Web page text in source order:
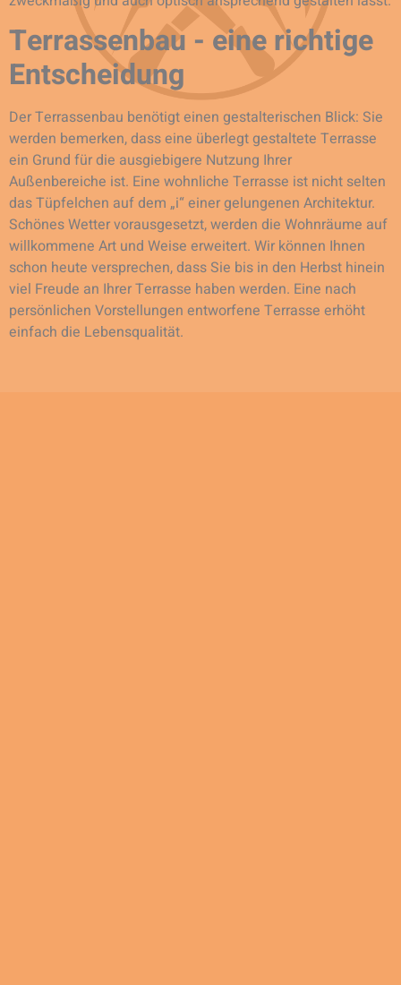
Terrassenbau - eine richtige
Entscheidung
Der Terrassenbau benötigt einen gestalterischen Blick: Sie
werden bemerken, dass eine überlegt gestaltete Terrasse
ein Grund für die ausgiebigere Nutzung Ihrer
Außenbereiche ist. Eine wohnliche Terrasse ist nicht selten
das Tüpfelchen auf dem „i“ einer gelungenen Architektur.
Schönes Wetter vorausgesetzt, werden die Wohnräume auf
willkommene Art und Weise erweitert. Wir können Ihnen
schon heute versprechen, dass Sie bis in den Herbst hinein
viel Freude an Ihrer Terrasse haben werden. Eine nach
persönlichen Vorstellungen entworfene Terrasse erhöht
einfach die Lebensqualität.